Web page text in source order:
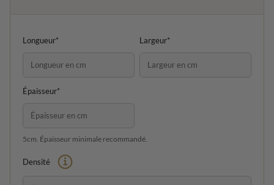
Longueur* Largeur*
Épaisseur*
5cm. Épaisseur minimale recommandé.
Densité